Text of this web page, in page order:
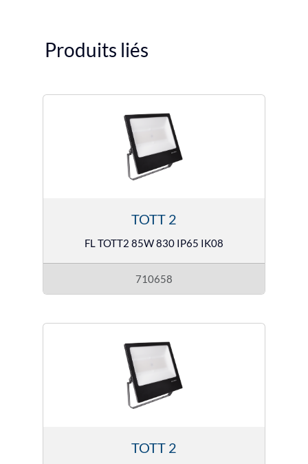
Produits liés
TOTT 2
FL TOTT2 85W 830 IP65 IK08
710658
TOTT 2